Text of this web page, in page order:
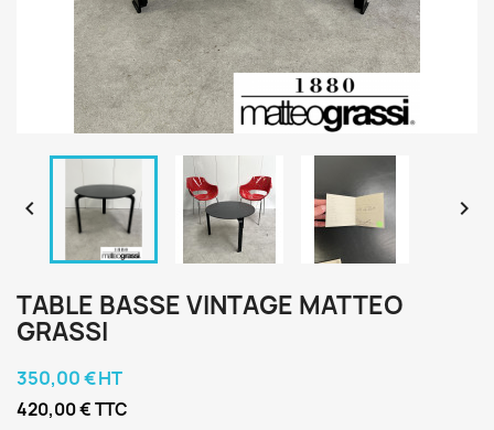
 
TABLE BASSE VINTAGE MATTEO
GRASSI
350,00 € HT
420,00 € TTC